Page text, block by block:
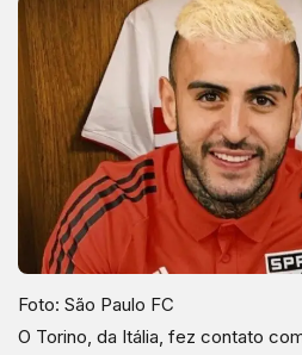
Foto: São Paulo FC
O Torino, da Itália, fez contato